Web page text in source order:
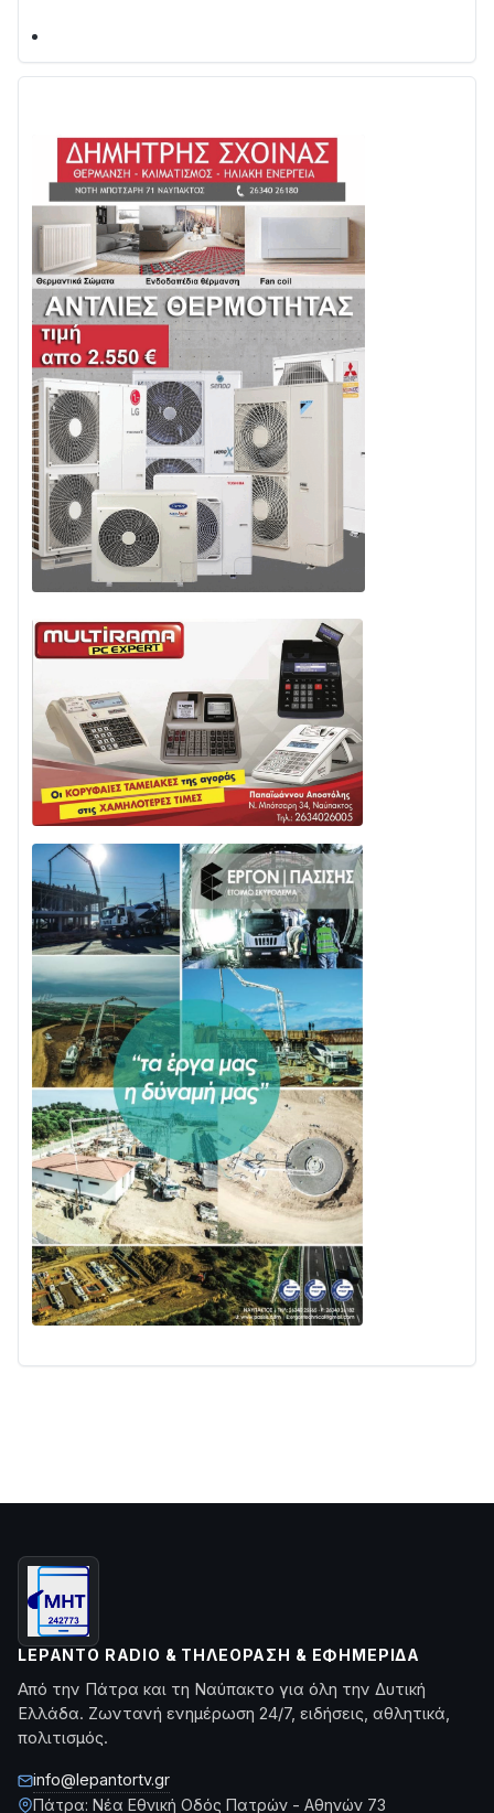
LEPANTO RADIO & ΤΗΛΕΌΡΑΣΗ & ΕΦΗΜΕΡΊΔΑ
Από την Πάτρα και τη Ναύπακτο για όλη την Δυτική
Ελλάδα. Ζωντανή ενημέρωση 24/7, ειδήσεις, αθλητικά,
πολιτισμός.
info@lepantortv.gr
Πάτρα: Νέα Εθνική Οδός Πατρών - Αθηνών 73